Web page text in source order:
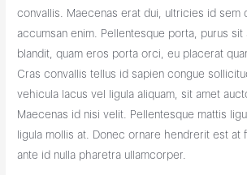
convallis. Maecenas erat dui, ultricies id sem
accumsan enim. Pellentesque porta, purus
blandit, quam eros porta orci, eu placerat
Cras convallis tellus id sapien congue
vehicula lacus vel ligula aliquam, sit amet
Maecenas id nisi velit. Pellentesque mattis
ligula mollis at. Donec ornare hendrerit est at
ante id nulla pharetra ullamcorper.